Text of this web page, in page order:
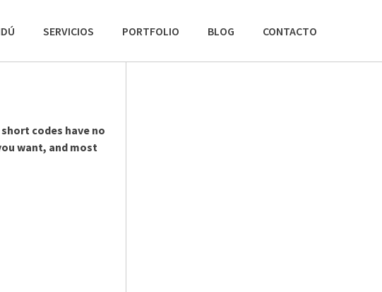
SERVICIOS PORTFOLIO BLOG CONTACTO
codes have no
want, and most